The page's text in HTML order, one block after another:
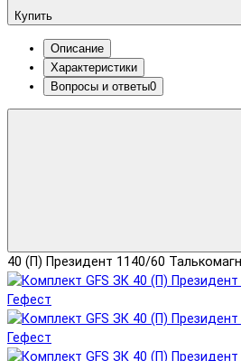
Купить
Описание
Характеристики
Вопросы и ответы0
40 (П) Президент 1140/60